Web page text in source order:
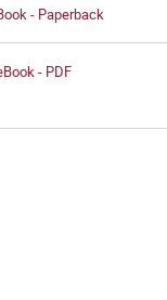
- Paperback
- PDF